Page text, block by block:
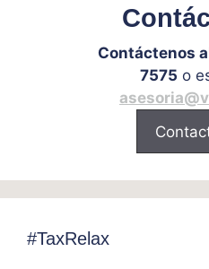
Contáctenos
7575 o
#TaxRelax